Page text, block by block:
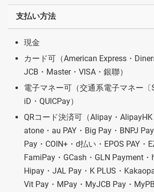
支払い方法
現金
カード可（American Express・
JCB・Master・VISA・銀聯）
電子マネー可（交通系電子マネー〔
iD・QUICPay）
QRコード決済可（Alipay・AlipayHK
atone・au PAY・Big Pay・BNPJ
Pay・COIN+・d払い・EPOS PAY・
FamiPay・GCash・GLN Payment・
Hipay・JAL Pay・K PLUS・
Vit Pay・MPay・MyJCB Pay・